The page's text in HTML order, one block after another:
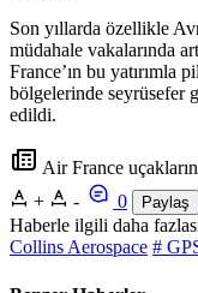
Son yıllarda özellikle
müdahale vakalarında
France’ın bu yatırımla
bölgelerinde seyrüsefer
edildi.
Air France
+
- 0 Paylaş
Haberle ilgili daha
Collins Aerospace #